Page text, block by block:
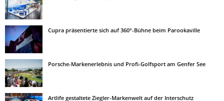
Cupra präsentierte sich auf 360°-Bühne beim Parookaville
Porsche-Markenerlebnis und Profi-Golfsport am Genfer See
Artlife gestaltete Ziegler-Markenwelt auf der Interschutz